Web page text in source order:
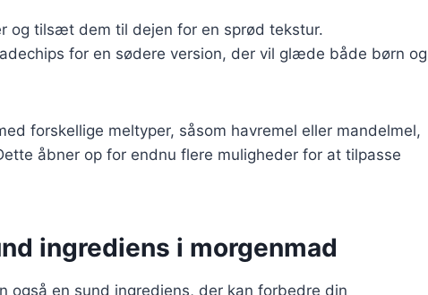
og tilsæt dem til dejen for en sprød tekstur.
for en sødere version, der vil glæde både børn og
forskellige meltyper, såsom havremel eller mandelmel,
åbner op for endnu flere muligheder for at tilpasse
ingrediens i morgenmad
også en sund ingrediens, der kan forbedre din